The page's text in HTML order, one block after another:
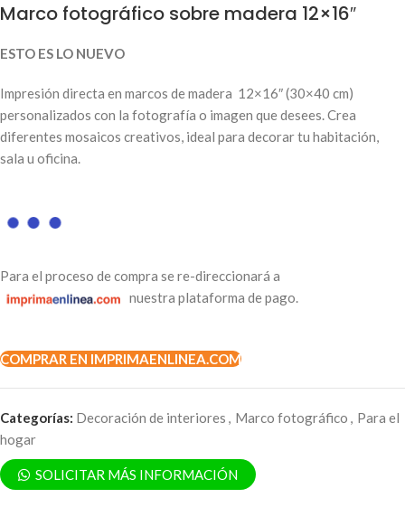
Marco fotográfico sobre madera 12×16″
ESTO ES LO NUEVO
Impresión directa en marcos de madera 12×16″ (30×40 cm)
personalizados con la fotografía o imagen que desees. Crea
diferentes mosaicos creativos, ideal para decorar tu habitación,
sala u oficina.
Para el proceso de compra se re-direccionará a
nuestra plataforma de pago.
COMPRAR EN IMPRIMAENLINEA.COM
Categorías: Decoración de interiores , Marco fotográfico , Para el
hogar
SOLICITAR MÁS INFORMACIÓN